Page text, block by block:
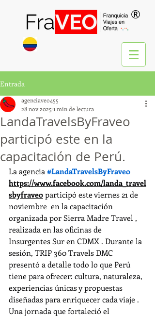
®
Entrada
LandaTravelsByFraveo
participó este en la
capacitación de Perú.
agenciaveo455
28 nov 2025 1 min de lectura
La agencia #LandaTravelsByFraveo
https://www.facebook.com/landa_travel
sbyfraveo participó este viernes 21 de
noviembre  en la capacitación
organizada por Sierra Madre Travel ,
realizada en las oficinas de
Insurgentes Sur en CDMX . Durante la
sesión, TRIP 360 Travels DMC
presentó a detalle todo lo que Perú
tiene para ofrecer: cultura, naturaleza,
experiencias únicas y propuestas
diseñadas para enriquecer cada viaje .
Una jornada que fortaleció el